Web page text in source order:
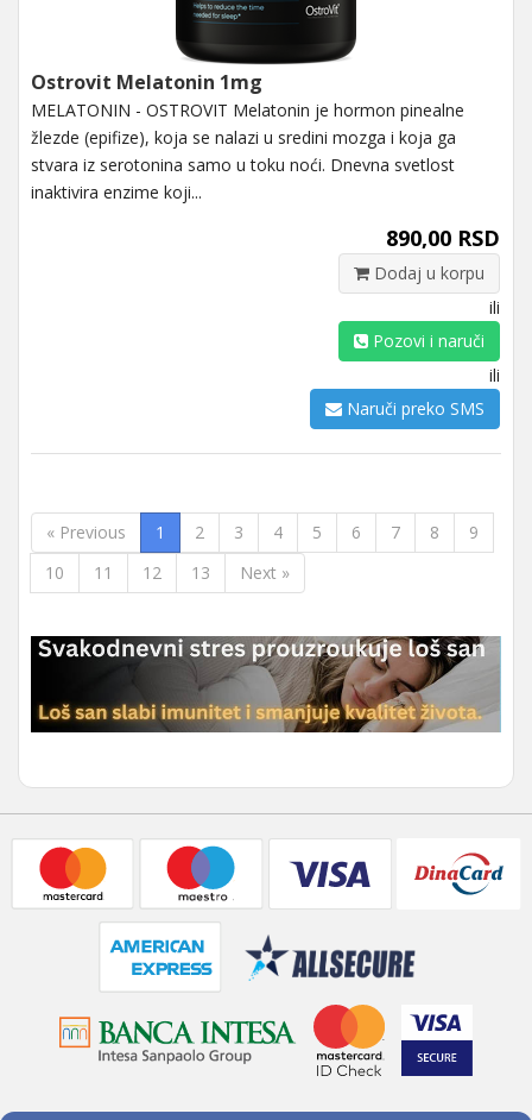
Ostrovit Melatonin 1mg
MELATONIN - OSTROVIT Melatonin je hormon pinealne
žlezde (epifize), koja se nalazi u sredini mozga i koja ga
stvara iz serotonina samo u toku noći. Dnevna svetlost
inaktivira enzime koji...
890,00 RSD
Dodaj u korpu
ili
Pozovi i naruči
ili
Naruči preko SMS
« Previous 1 2 3 4 5 6 7 8
9
10
11 12 13 Next »